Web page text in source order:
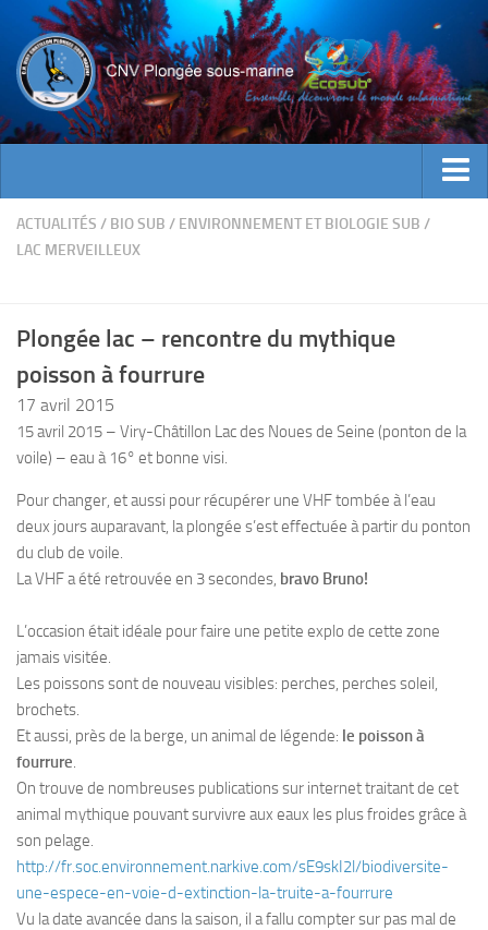
ACTUALITES
EVENEMENTS
Bienvenue
Contacts
Documents utiles
ECOLE DE PLONGEE
Jeune plongeur
Plongeur N1
Plongeur N3
Guide de palanquée N4
Organisation
ACTUALITÉS / BIO SUB / ENVIRONNEMENT ET BIOLOGIE SUB /
LAC MERVEILLEUX
Plongée lac – rencontre du mythique
poisson à fourrure
17 avril 2015
15 avril 2015 – Viry-Châtillon Lac des Noues de Seine (ponton de la
voile) – eau à 16° et bonne visi.
Pour changer, et aussi pour récupérer une VHF tombée à l’eau
deux jours auparavant, la plongée s’est effectuée à partir du ponton
du club de voile.
La VHF a été retrouvée en 3 secondes, bravo Bruno!
L’occasion était idéale pour faire une petite explo de cette zone
jamais visitée.
Les poissons sont de nouveau visibles: perches, perches soleil,
brochets.
Et aussi, près de la berge, un animal de légende: le poisson à
fourrure.
On trouve de nombreuses publications sur internet traitant de cet
animal mythique pouvant survivre aux eaux les plus froides grâce à
son pelage.
http://fr.soc.environnement.narkive.com/sE9skI2l/biodiversite-
une-espece-en-voie-d-extinction-la-truite-a-fourrure
Vu la date avancée dans la saison, il a fallu compter sur pas mal de